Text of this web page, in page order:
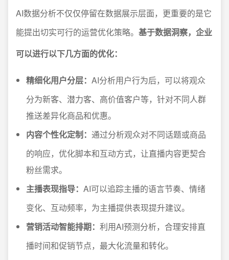
AI数据分析不仅仅停留在数据展示层面，更重要的是它
能提出切实可行的运营优化策略。 基于数据洞察，企业
可以进行以下几方面的优化：
精细化用户分层： AI分析用户行为后，可以将观众
分为新客、潜力客、高价值客户等，针对不同人群
推送差异化商品和优惠。
内容个性化定制： 通过分析观众对不同话题或商品
的响应，优化脚本和互动方式，让直播内容更契合
粉丝需求。
主播表现指导： AI可以追踪主播的语言节奏、情绪
变化、互动频率，为主播提供表现提升建议。
营销活动智能排期： 利用AI预测分析，合理安排直
播时间和促销节点，最大化流量和转化。